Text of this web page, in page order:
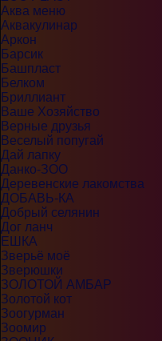
Аква меню
Аквакулинар
Аркон
Барсик
Башпласт
Белком
Бриллиант
Ваше Хозяйство
Верные друзья
Веселый попугай
Дай лапку
Данко-ЗОО
Деревенские лакомства
ДОБАВЬ-КА
Добрый селянин
Дог ланч
ЕШКА
Зверьё моё
Зверюшки
ЗОЛОТОЙ АМБАР
Золотой кот
Зоогурман
Зоомир